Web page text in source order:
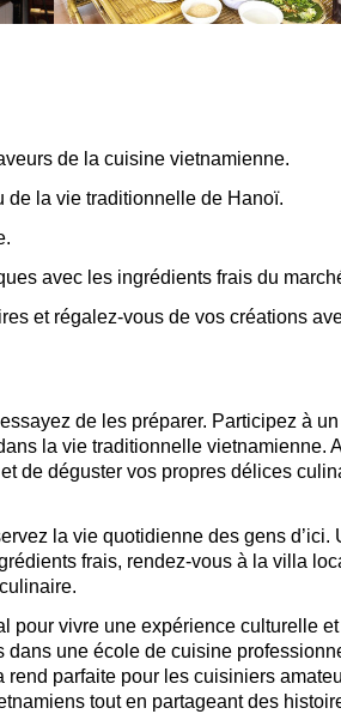
de la cuisine vietnamienne.
de la vie traditionnelle de Hanoï.
avec les ingrédients frais du
et régalez-vous de vos créations
de les préparer. Participez à
la vie traditionnelle vietnamienne.
de déguster vos propres délices
la vie quotidienne des gens d’ici.
frais, rendez-vous à la villa
pour vivre une expérience culturelle
une école de cuisine
parfaite pour les cuisiniers
tout en partageant des